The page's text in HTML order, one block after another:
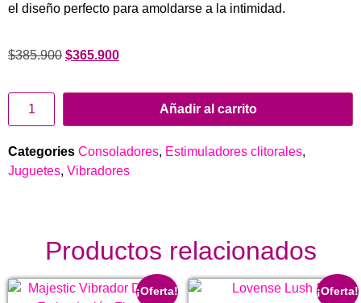
el diseño perfecto para amoldarse a la intimidad.
$385.900 $365.900
Añadir al carrito
Categories Consoladores, Estimuladores clitorales,
Juguetes, Vibradores
Productos relacionados
¡Oferta! ¡Oferta!